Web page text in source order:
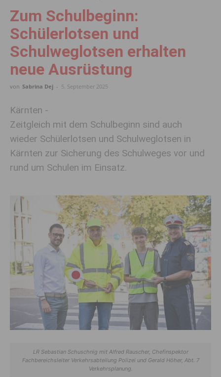
Zum Schulbeginn:
Schülerlotsen und
Schulweglotsen erhalten
neue Ausrüstung
von Sabrina Dej - 5. September 2025
Kärnten -
Zeitgleich mit dem Schulbeginn sind auch
wieder Schülerlotsen und Schulweglotsen in
Kärnten zur Sicherung des Schulweges vor und
rund um Schulen im Einsatz.
LR Sebastian Schuschnig mit Alfred Rauscher, Chefinspektor
Fachbereichsleiter Verkehrsabteilung Polizei und Gerald Höher, Abt. 7
Verkehrsplanung.